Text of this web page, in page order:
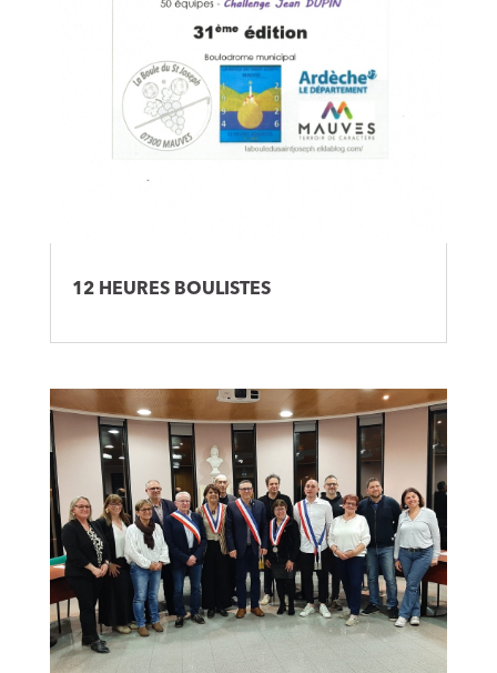
12 HEURES BOULISTES